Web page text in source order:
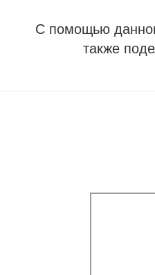
С помощью
также